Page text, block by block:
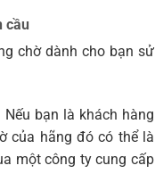
cầu
chờ dành cho bạn sử
bạn là khách hàng
của hãng đó có thể là
một công ty cung cấp